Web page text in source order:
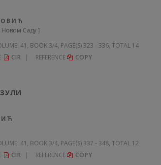
Новом Саду]
41 , BOOK 3/4, PAGE(S) 323 - 336, TOTAL 14
CIR REFERENCE COPY
41 , BOOK 3/4, PAGE(S) 337 - 348, TOTAL 12
CIR REFERENCE COPY